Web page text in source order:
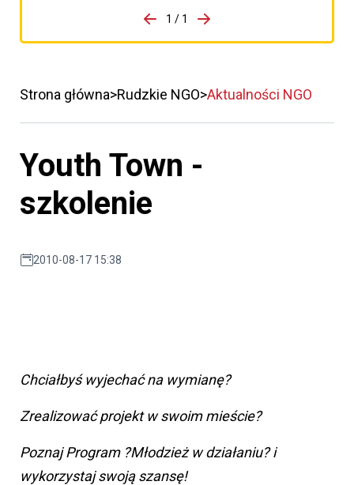
porzpedniego komunikatu
1 / 1
Przejdź do następnego
Strona główna Rudzkie NGO Aktualności NGO
Youth Town -
szkolenie
2010-08-17 15:38
Chciałbyś wyjechać na wymianę?
Zrealizować projekt w swoim mieście?
Poznaj Program ?Młodzież w działaniu? i
wykorzystaj swoją szansę!